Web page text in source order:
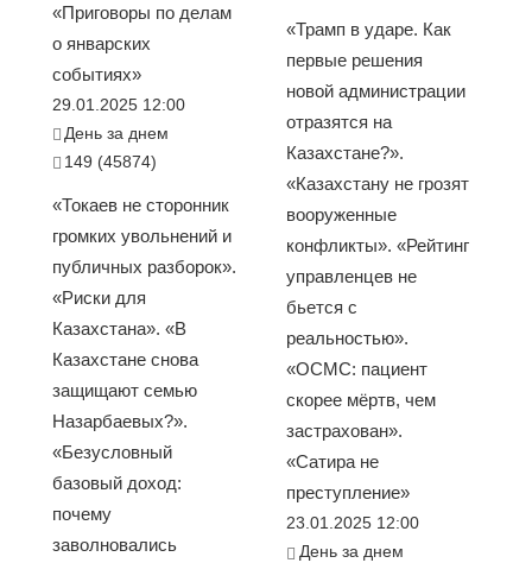
«Приговоры по делам
о январских
событиях»
29.01.2025 12:00
День за днем
149 (45874)
«Токаев не сторонник
громких увольнений и
публичных разборок».
«Риски для
Казахстана». «В
Казахстане снова
защищают семью
Назарбаевых?».
«Безусловный
базовый доход:
почему
заволновались
«Трамп в ударе. Как
первые решения
новой администрации
отразятся на
Казахстане?».
«Казахстану не грозят
вооруженные
конфликты». «Рейтинг
управленцев не
бьется с
реальностью».
«ОСМС: пациент
скорее мёртв, чем
застрахован».
«Сатира не
преступление»
23.01.2025 12:00
День за днем